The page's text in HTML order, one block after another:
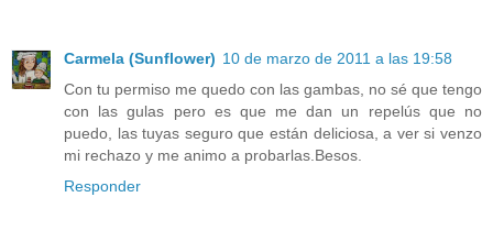
Carmela (Sunflower) 10 de marzo de 2011 a las 19:58
Con tu permiso me quedo con las gambas, no sé que tengo
con las gulas pero es que me dan un repelús que no
puedo, las tuyas seguro que están deliciosa, a ver si venzo
mi rechazo y me animo a probarlas.Besos.
Responder